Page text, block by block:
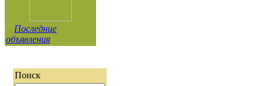
Последние
объявления
Поиск